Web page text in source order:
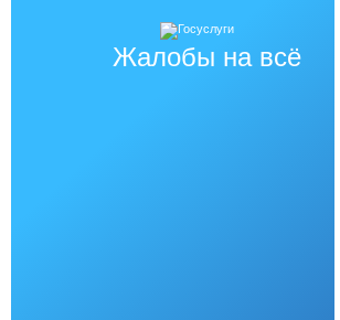
Жалобы на всё